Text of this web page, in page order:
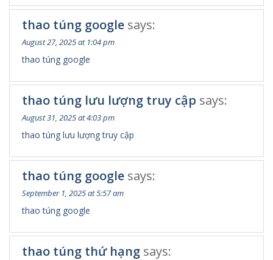
thao túng google says:
August 27, 2025 at 1:04 pm
thao túng google
thao túng lưu lượng truy cập says:
August 31, 2025 at 4:03 pm
thao túng lưu lượng truy cập
thao túng google says:
September 1, 2025 at 5:57 am
thao túng google
thao túng thứ hạng says: